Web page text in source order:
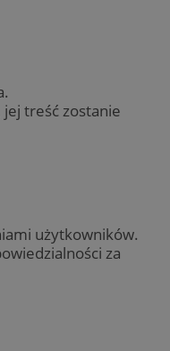
treść zostanie
użytkowników.
za